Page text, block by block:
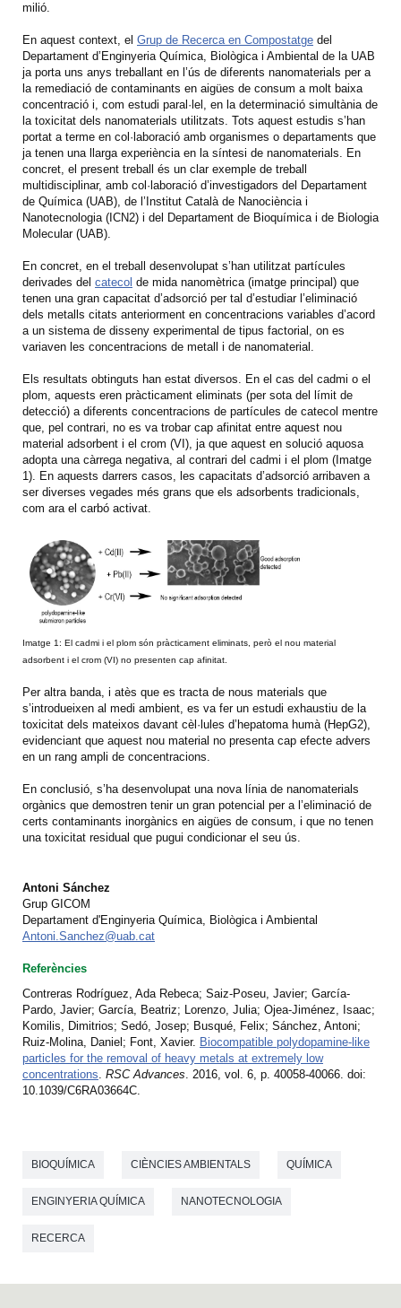
milió.
En aquest context, el Grup de Recerca en Compostatge del
Departament d’Enginyeria Química, Biològica i Ambiental de la UAB
ja porta uns anys treballant en l’ús de diferents nanomaterials per a
la remediació de contaminants en aigües de consum a molt baixa
concentració i, com estudi paral·lel, en la determinació simultània de
la toxicitat dels nanomaterials utilitzats. Tots aquest estudis s’han
portat a terme en col·laboració amb organismes o departaments que
ja tenen una llarga experiència en la síntesi de nanomaterials. En
concret, el present treball és un clar exemple de treball
multidisciplinar, amb col·laboració d’investigadors del Departament
de Química (UAB), de l’Institut Català de Nanociència i
Nanotecnologia (ICN2) i del Departament de Bioquímica i de Biologia
Molecular (UAB).
En concret, en el treball desenvolupat s’han utilitzat partícules
derivades del catecol de mida nanomètrica (imatge principal) que
tenen una gran capacitat d’adsorció per tal d’estudiar l’eliminació
dels metalls citats anteriorment en concentracions variables d’acord
a un sistema de disseny experimental de tipus factorial, on es
variaven les concentracions de metall i de nanomaterial.
Els resultats obtinguts han estat diversos. En el cas del cadmi o el
plom, aquests eren pràcticament eliminats (per sota del límit de
detecció) a diferents concentracions de partícules de catecol mentre
que, pel contrari, no es va trobar cap afinitat entre aquest nou
material adsorbent i el crom (VI), ja que aquest en solució aquosa
adopta una càrrega negativa, al contrari del cadmi i el plom (Imatge
1). En aquests darrers casos, les capacitats d’adsorció arribaven a
ser diverses vegades més grans que els adsorbents tradicionals,
com ara el carbó activat.
Imatge 1: El cadmi i el plom són pràcticament eliminats, però el nou material
adsorbent i el crom (VI) no presenten cap afinitat.
Per altra banda, i atès que es tracta de nous materials que
s’introdueixen al medi ambient, es va fer un estudi exhaustiu de la
toxicitat dels mateixos davant cèl·lules d’hepatoma humà (HepG2),
evidenciant que aquest nou material no presenta cap efecte advers
en un rang ampli de concentracions.
En conclusió, s’ha desenvolupat una nova línia de nanomaterials
orgànics que demostren tenir un gran potencial per a l’eliminació de
certs contaminants inorgànics en aigües de consum, i que no tenen
una toxicitat residual que pugui condicionar el seu ús.
Antoni Sánchez
Grup GICOM
Departament d'Enginyeria Química, Biològica i Ambiental
Antoni.Sanchez@uab.cat
Referències
Contreras Rodríguez, Ada Rebeca; Saiz-Poseu, Javier; García-
Pardo, Javier; García, Beatriz; Lorenzo, Julia; Ojea-Jiménez, Isaac;
Komilis, Dimitrios; Sedó, Josep; Busqué, Felix; Sánchez, Antoni;
Ruiz-Molina, Daniel; Font, Xavier. Biocompatible polydopamine-like
particles for the removal of heavy metals at extremely low
concentrations RSC Advances . 2016, vol. 6, p. 40058-40066. doi:
10.1039/C6RA03664C.
BIOQUÍMICA CIÈNCIES AMBIENTALS QUÍMICA
ENGINYERIA QUÍMICA NANOTECNOLOGIA
RECERCA